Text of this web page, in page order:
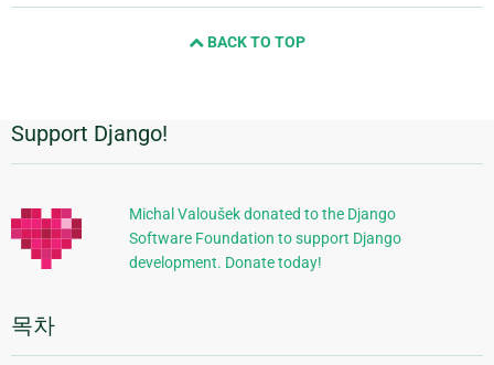
BACK TO TOP
추
가
정
보
Support Django!
Michal Valoušek donated to the Django
Software Foundation to support Django
development. Donate today!
목차